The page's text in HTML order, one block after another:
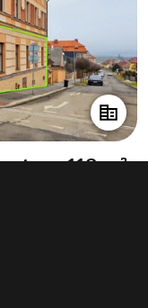
118 m²,